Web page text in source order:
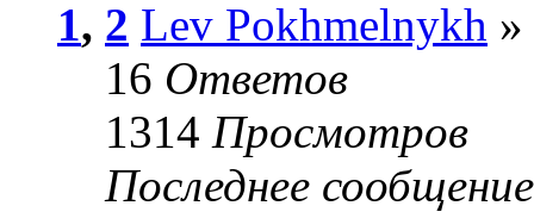
1, 2 Lev Pokhmelnykh
16 Ответов
1314 Просмотров
Последнее